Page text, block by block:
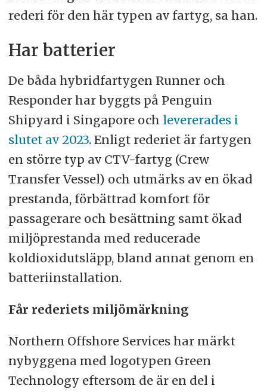
rederi för den här typen av fartyg, sa han.
Har batterier
De båda hybridfartygen Runner och
Responder har byggts på Penguin
Shipyard i Singapore och levererades i
slutet av 2023. Enligt rederiet är fartygen
en större typ av CTV-fartyg (Crew
Transfer Vessel) och utmärks av en ökad
prestanda, förbättrad komfort för
passagerare och besättning samt ökad
miljöprestanda med reducerade
koldioxidutsläpp, bland annat genom en
batteriinstallation.
Får rederiets miljömärkning
Northern Offshore Services har märkt
nybyggena med logotypen Green
Technology eftersom de är en del i